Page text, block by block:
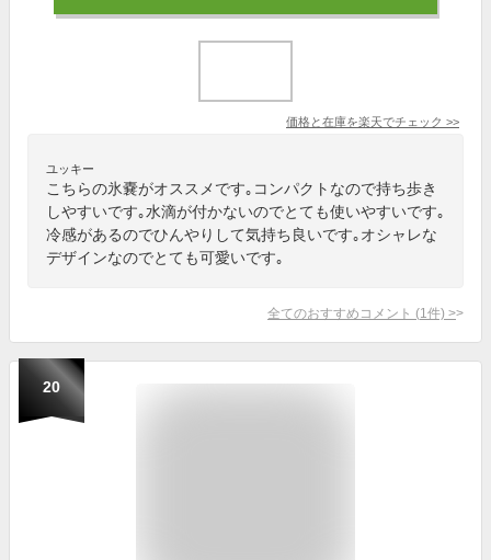
価格と在庫を楽天でチェック >>
ユッキー
こちらの氷嚢がオススメです｡コンパクトなので持ち歩き
しやすいです｡水滴が付かないのでとても使いやすいです｡
冷感があるのでひんやりして気持ち良いです｡オシャレな
デザインなのでとても可愛いです｡
全てのおすすめコメント (1 件) >
20